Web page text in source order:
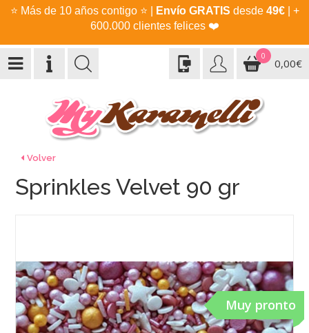
⭐ Más de 10 años contigo ⭐ Envío GRATIS desde 49€| +
600.000 clientes felices ❤️
0
0,00€
Volver
Muy pronto
Sprinkles Velvet 90 gr